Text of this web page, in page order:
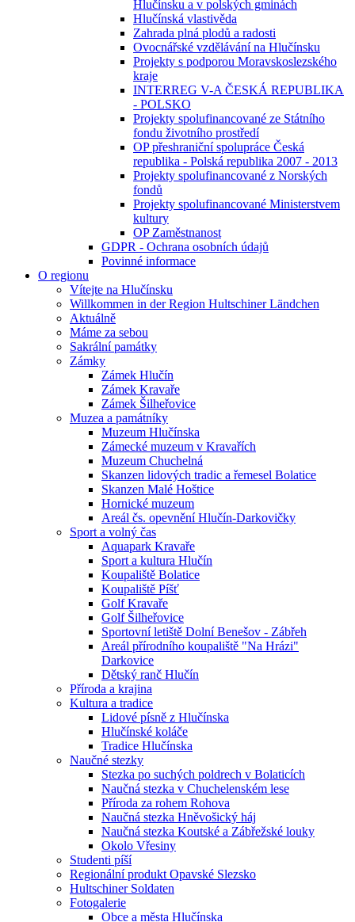
Hlučínsku a v polských gminách
Hlučínská vlastivěda
Zahrada plná plodů a radosti
Ovocnářské vzdělávání na Hlučínsku
Projekty s podporou Moravskoslezského
kraje
INTERREG V-A ČESKÁ REPUBLIKA
- POLSKO
Projekty spolufinancované ze Státního
fondu životního prostředí
OP přeshraniční spolupráce Česká
republika - Polská republika 2007 - 2013
Projekty spolufinancované z Norských
fondů
Projekty spolufinancované Ministerstvem
kultury
OP Zaměstnanost
GDPR - Ochrana osobních údajů
Povinné informace
O regionu
Vítejte na Hlučínsku
Willkommen in der Region Hultschiner Ländchen
Aktuálně
Máme za sebou
Sakrální památky
Zámky
Zámek Hlučín
Zámek Kravaře
Zámek Šilheřovice
Muzea a památníky
Muzeum Hlučínska
Zámecké muzeum v Kravařích
Muzeum Chuchelná
Skanzen lidových tradic a řemesel Bolatice
Skanzen Malé Hoštice
Hornické muzeum
Areál čs. opevnění Hlučín-Darkovičky
Sport a volný čas
Aquapark Kravaře
Sport a kultura Hlučín
Koupaliště Bolatice
Koupaliště Píšť
Golf Kravaře
Golf Šilheřovice
Sportovní letiště Dolní Benešov - Zábřeh
Areál přírodního koupaliště "Na Hrázi"
Darkovice
Dětský ranč Hlučín
Příroda a krajina
Kultura a tradice
Lidové písně z Hlučínska
Hlučínské koláče
Tradice Hlučínska
Naučné stezky
Stezka po suchých poldrech v Bolaticích
Naučná stezka v Chuchelenském lese
Příroda za rohem Rohova
Naučná stezka Hněvošický háj
Naučná stezka Koutské a Zábřežské louky
Okolo Vřesiny
Studenti píší
Regionální produkt Opavské Slezsko
Hultschiner Soldaten
Fotogalerie
Obce a města Hlučínska